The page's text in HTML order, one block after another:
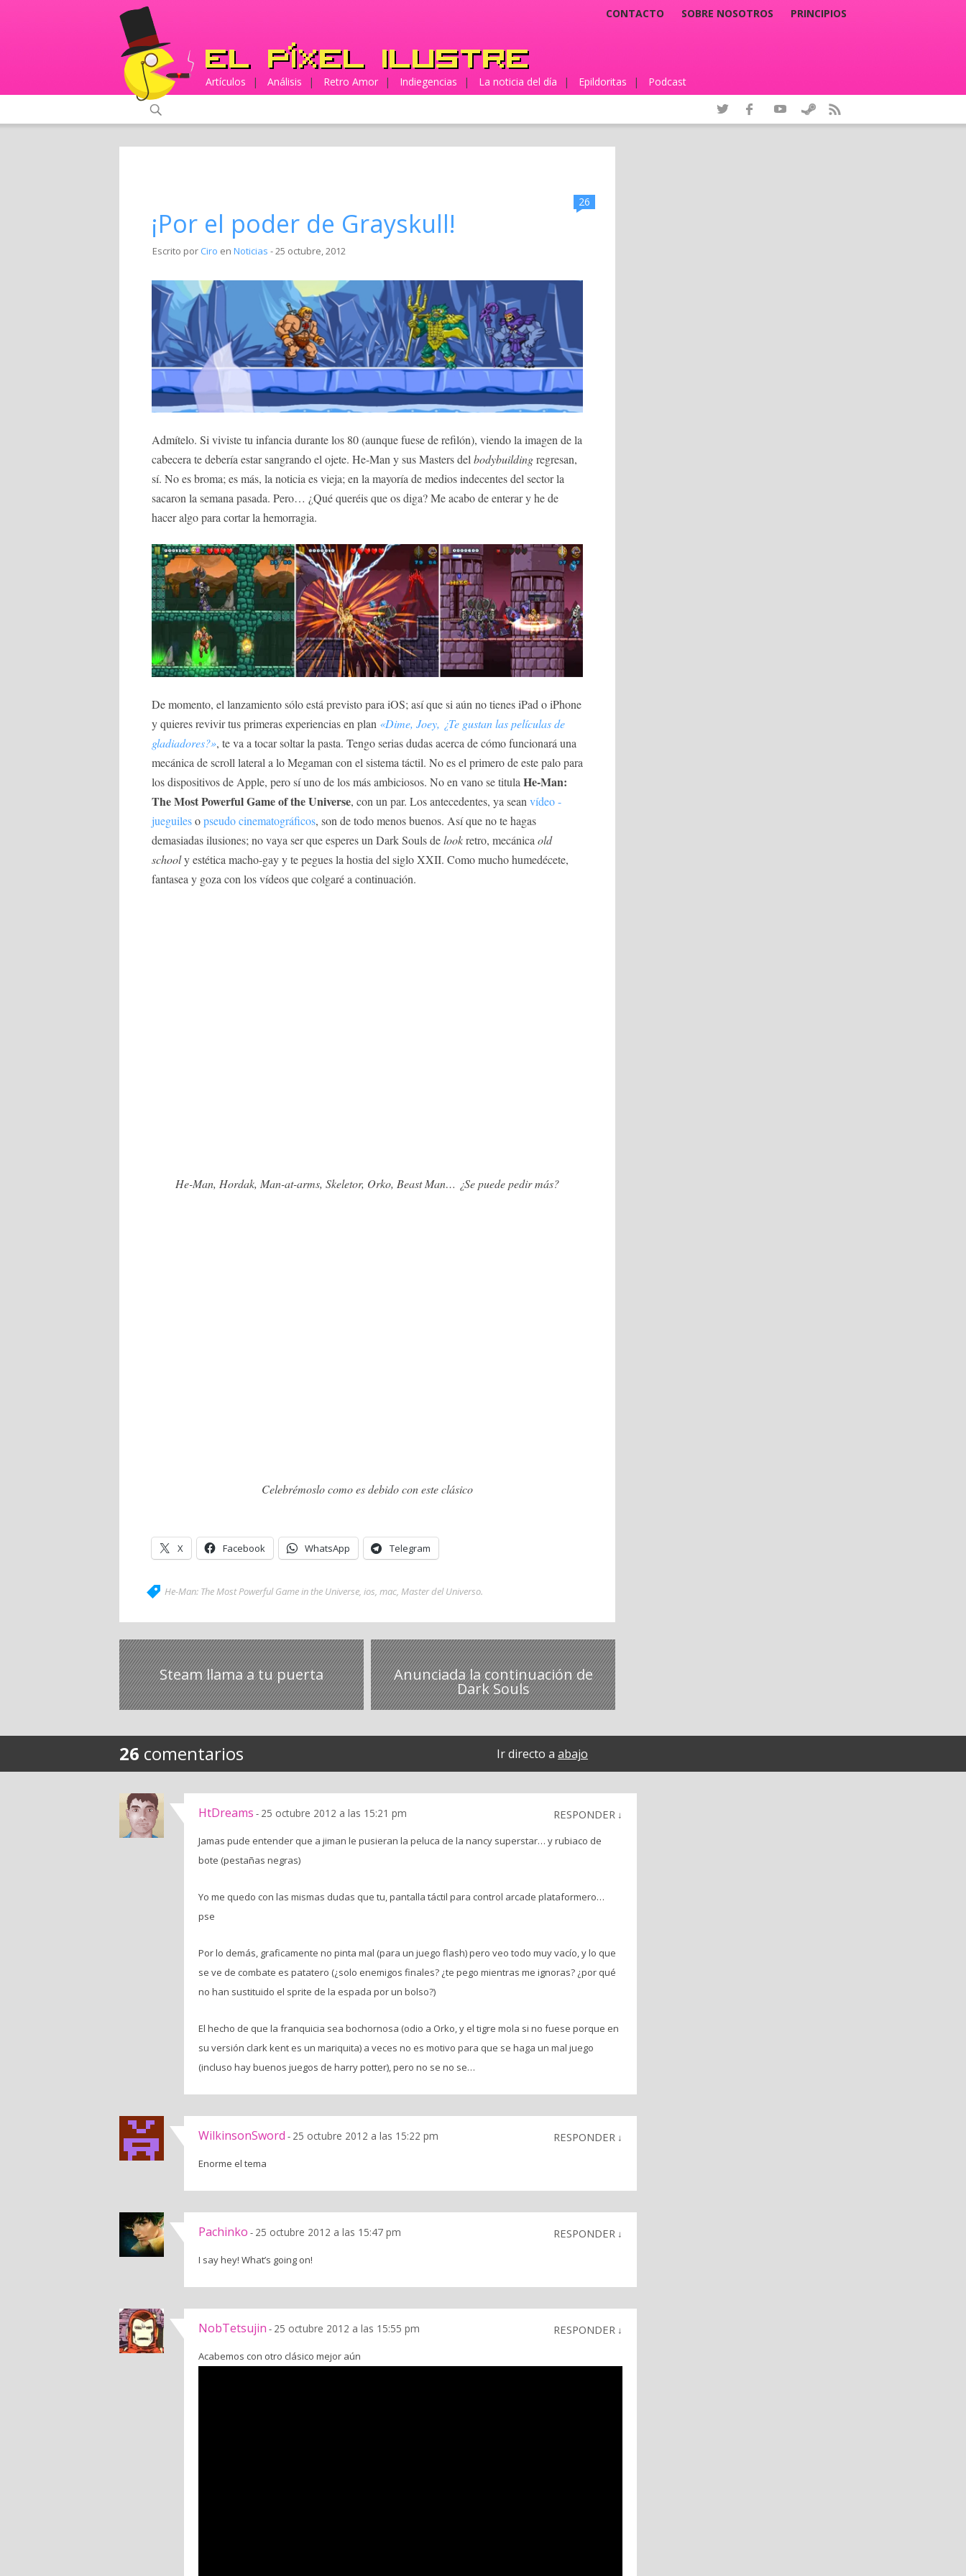
CONTACTO SOBRE NOSOTROS PRINCIPIOS
Artículos | Análisis | Retro Amor | Indiegencias | La noticia del día | Epildoritas | Podcast
26
¡Por el poder de Grayskull!
Escrito por Ciro en Noticias - 25 octubre, 2012
Admítelo. Si viviste tu infancia durante los 80 (aunque fuese de refilón), viendo la imagen de la
cabecera te debería estar sangrando el ojete. He-Man y sus Masters delbodybuildingregresan,
sí. No es broma; es más, la noticia es vieja; en la mayoría de medios indecentes del sector la
sacaron la semana pasada. Pero… ¿Qué queréis que os diga? Me acabo de enterar y he de
hacer algo para cortar la hemorragia.
De momento, el lanzamiento sólo está previsto para iOS; así que si aún no tienes iPad o iPhone
y quieres revivir tus primeras experiencias en plan «Dime, Joey, ¿Te gustan las películas de
gladiadores?», te va a tocar soltar la pasta. Tengo serias dudas acerca de cómo funcionará una
mecánica de scroll lateral a lo Megaman con el sistema táctil. No es el primero de este palo para
los dispositivos de Apple, pero sí uno de los más ambiciosos. No en vano se titula He-Man:
The Most Powerful Game of the Universe, con un par. Los antecedentes, ya sean vídeo-
jueguilesopseudo cinematográficos, son de todo menos buenos. Así que no te hagas
demasiadas ilusiones; no vaya ser que esperes un Dark Souls delookretro, mecánica old
schooly estética macho-gay y te pegues la hostia del siglo XXII. Como mucho humedécete,
fantasea y goza con los vídeos que colgaré a continuación.
He-Man, Hordak, Man-at-arms, Skeletor, Orko, Beast Man… ¿Se puede pedir más?
Celebrémoslo como es debido con este clásico
X Facebook WhatsApp Telegram
He-Man: The Most Powerful Game in the Universe, ios, mac, Master del Universo.
Steam llama a tu puerta Anunciada la continuación de
Dark Souls
26 comentarios Ir directo a abajo
HtDreams - 25 octubre 2012 a las 15:21 pm RESPONDER ↓
Jamas pude entender que a jiman le pusieran la peluca de la nancy superstar… y rubiaco de
bote (pestañas negras)
Yo me quedo con las mismas dudas que tu, pantalla táctil para control arcade plataformero…
pse
Por lo demás, graficamente no pinta mal (para un juego flash) pero veo todo muy vacío, y lo que
se ve de combate es patatero (¿solo enemigos finales? ¿te pego mientras me ignoras? ¿por qué
no han sustituido el sprite de la espada por un bolso?)
El hecho de que la franquicia sea bochornosa (odio a Orko, y el tigre mola si no fuese porque en
su versión clark kent es un mariquita) a veces no es motivo para que se haga un mal juego
(incluso hay buenos juegos de harry potter), pero no se no se…
WilkinsonSword - 25 octubre 2012 a las 15:22 pm RESPONDER ↓
Enorme el tema
Pachinko - 25 octubre 2012 a las 15:47 pm RESPONDER ↓
I say hey! What’s going on!
NobTetsujin - 25 octubre 2012 a las 15:55 pm RESPONDER ↓
Acabemos con otro clásico mejor aún